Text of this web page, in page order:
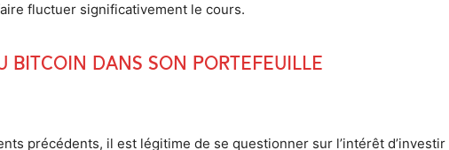
fluctuer significativement le cours.
Bitcoin dans son portefeuille
précédents, il est légitime de se questionner sur l’intérêt d’investir